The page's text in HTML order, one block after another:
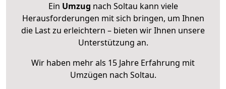
Ein Umzug nach Soltau kann viele
Herausforderungen mit sich bringen, um Ihnen
die Last zu erleichtern – bieten wir Ihnen unsere
Unterstützung an.
Wir haben mehr als 15 Jahre Erfahrung mit
Umzügen nach Soltau.